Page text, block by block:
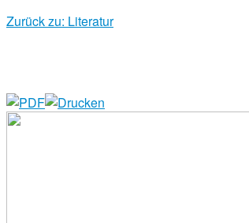
Zurück zu: Literatur